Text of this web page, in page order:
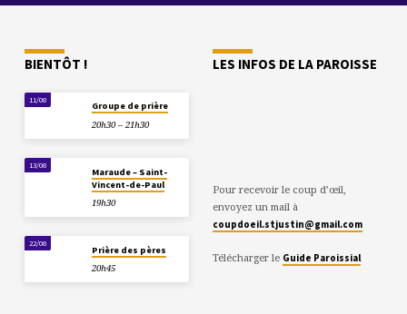
BIENTÔT !
11/08
Groupe de prière
20h30 – 21h30
13/08
Maraude – Saint-
Vincent-de-Paul
19h30
22/08
Prière des pères
20h45
LES INFOS DE LA PAROISSE
Pour recevoir le coup d’œil,
envoyez un mail à
coupdoeil.stjustin@gmail.com
Télécharger le Guide Paroissial